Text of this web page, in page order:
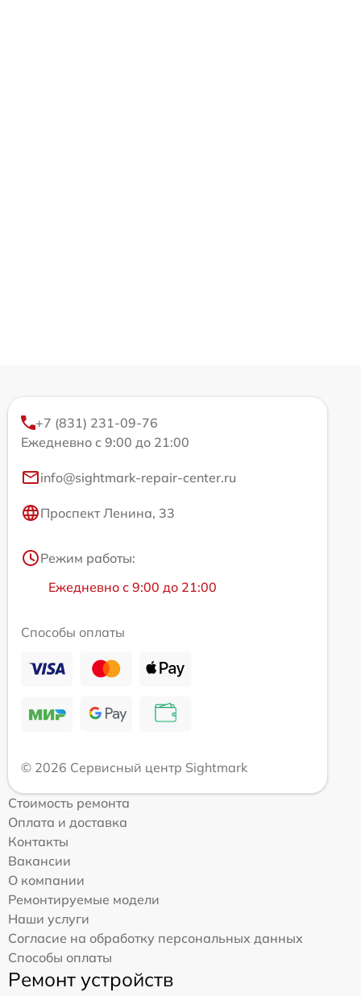
+7 (831) 231-09-76
Ежедневно с 9:00 до 21:00
info@sightmark-repair-center.ru
Проспект Ленина, 33
Режим работы:
Ежедневно с 9:00 до 21:00
Способы оплаты
© 2026 Сервисный центр Sightmark
Стоимость ремонта
Оплата и доставка
Контакты
Вакансии
О компании
Ремонтируемые модели
Наши услуги
Согласие на обработку персональных данных
Способы оплаты
Ремонт устройств